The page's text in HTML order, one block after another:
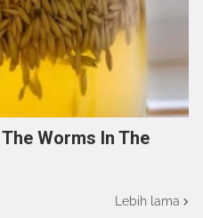
Worms In The
Lebih lama